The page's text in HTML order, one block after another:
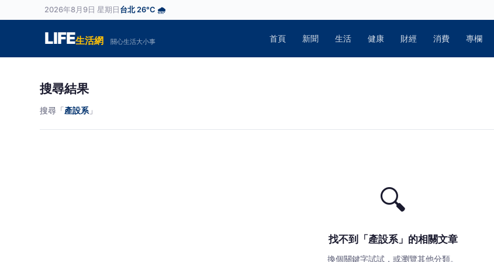
2026年8月9日 星期日 台北 26°C 🌧️
LIFE生活網 關心生活大小事 首頁 新聞 生活 健康 財經 消費 專欄
搜尋結果
搜尋「產設系 」
🔍
找不到「產設系」的相關文章
換個關鍵字試試，或瀏覽其他分類。